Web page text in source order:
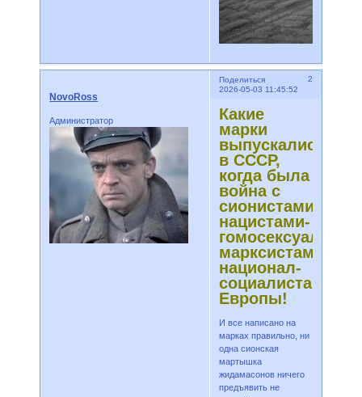
Поделиться
2
2026-05-03 11:45:52
NovoRoss
Администратор
Какие
марки
выпускались
в СССР,
когда была
война с
сионистами-
нацистами-
марксистами-
национал-
социалистами
Европы!
И все написано на
марках правильно, ни
одна сионская
мартышка
жидамасонов ничего
предъявить не